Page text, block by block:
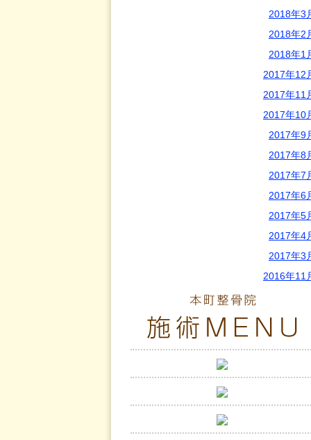
2018年3
2018年2
2018年1
2017年12
2017年11
2017年10
2017年9
2017年8
2017年7
2017年6
2017年5
2017年4
2017年3
2016年11